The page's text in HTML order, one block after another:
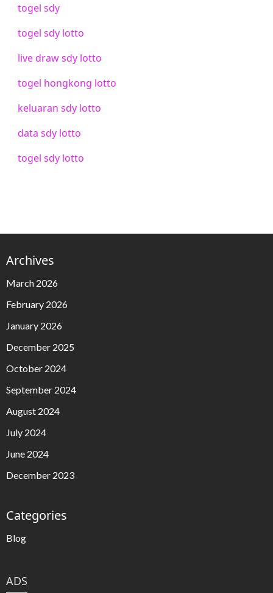
togel sdy
togel sdy lotto
live draw sdy lotto
togel hongkong lotto
keluaran sdy lotto
data sdy lotto
togel sdy lotto
Archives
March 2026
February 2026
January 2026
December 2025
October 2024
September 2024
August 2024
July 2024
June 2024
December 2023
Categories
Blog
ADS